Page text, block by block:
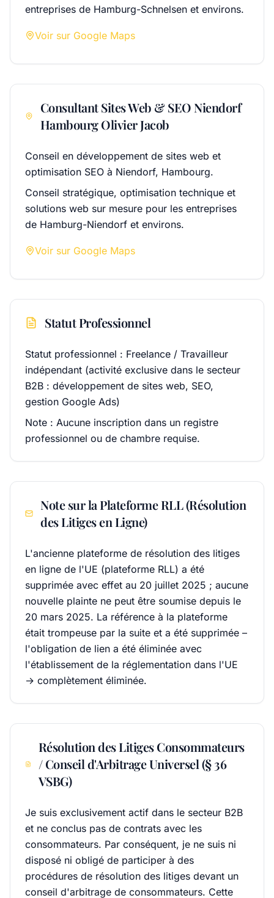
entreprises de Hamburg-Schnelsen et environs.
Voir sur Google Maps
Consultant Sites Web & SEO Niendorf
Hambourg Olivier Jacob
Conseil en développement de sites web et
optimisation SEO à Niendorf, Hambourg.
Conseil stratégique, optimisation technique et
solutions web sur mesure pour les entreprises
de Hamburg-Niendorf et environs.
Voir sur Google Maps
Statut Professionnel
Statut professionnel : Freelance / Travailleur
indépendant (activité exclusive dans le secteur
B2B : développement de sites web, SEO,
gestion Google Ads)
Note : Aucune inscription dans un registre
professionnel ou de chambre requise.
Note sur la Plateforme RLL (Résolution
des Litiges en Ligne)
L'ancienne plateforme de résolution des litiges
en ligne de l'UE (plateforme RLL) a été
supprimée avec effet au 20 juillet 2025 ; aucune
nouvelle plainte ne peut être soumise depuis le
20 mars 2025. La référence à la plateforme
était trompeuse par la suite et a été supprimée –
l'obligation de lien a été éliminée avec
l'établissement de la réglementation dans l'UE
→ complètement éliminée.
Résolution des Litiges Consommateurs
/ Conseil d'Arbitrage Universel (§ 36
VSBG)
Je suis exclusivement actif dans le secteur B2B
et ne conclus pas de contrats avec les
consommateurs. Par conséquent, je ne suis ni
disposé ni obligé de participer à des
procédures de résolution des litiges devant un
conseil d'arbitrage de consommateurs. Cette